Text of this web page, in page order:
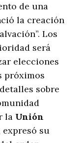
de una
la creación
Los
será
elecciones
próximos
sobre
la Unión
expresó su